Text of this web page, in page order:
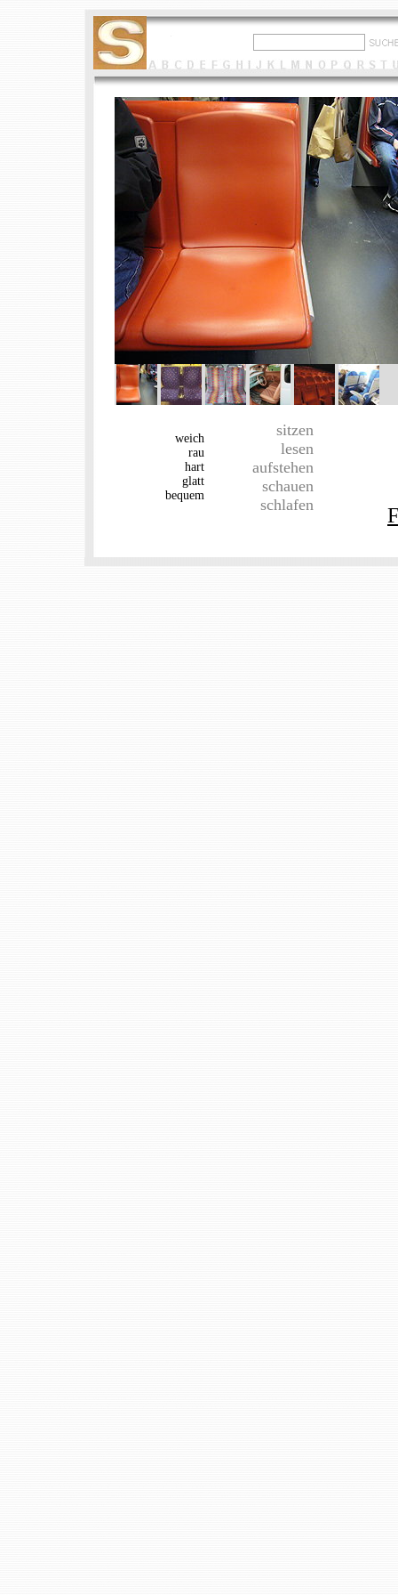
weich
rau
hart
glatt
bequem
sitzen
lesen
aufstehen
schauen
schlafen